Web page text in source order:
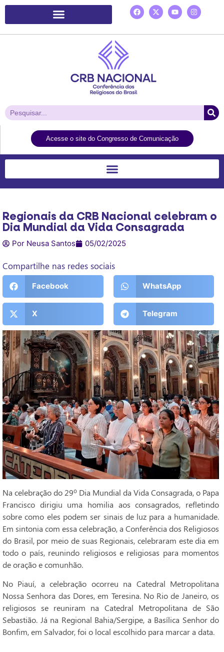
Acesse o site do Congresso de Comunicação
Regionais da CRB Nacional celebram o
Dia Mundial da Vida Consagrada
Por Neusa Santos 05/02/2025
Compartilhe nas redes sociais
Facebook WhatsApp
X Telegram
Na celebração do 29º Dia Mundial da Vida Consagrada, o Papa
Francisco dirigiu uma homilia aos consagrados, refletindo
sobre como eles podem ser sinais de luz para a humanidade.
Em sintonia com essa celebração, a Conferência dos Religiosos
do Brasil, por meio de suas Regionais, celebraram este dia em
todo o país, reunindo religiosos e religiosas para momentos
de oração e comunhão.
No Piauí, a celebração ocorreu na Catedral Metropolitana
Nossa Senhora das Dores, em Teresina. No Rio de Janeiro, os
religiosos se reuniram na Catedral Metropolitana de São
Sebastião. Já na Regional Bahia/Sergipe, a Basílica Senhor do
Bonfim, em Salvador, foi o local escolhido para marcar a data.